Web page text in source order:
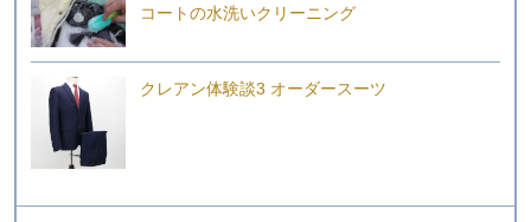
コートの水洗いクリーニング
クレアン体験談3 オーダースーツ